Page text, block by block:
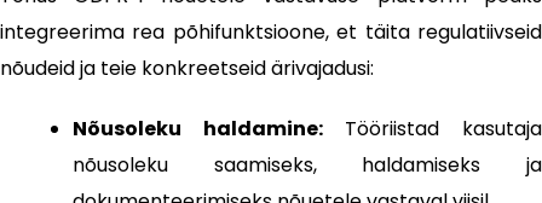
integreerima rea põhifunktsioone, et täita regulatiivseid
nõudeid ja teie konkreetseid ärivajadusi:
Nõusoleku haldamine:Tööriistad kasutaja
nõusoleku saamiseks, haldamiseks ja